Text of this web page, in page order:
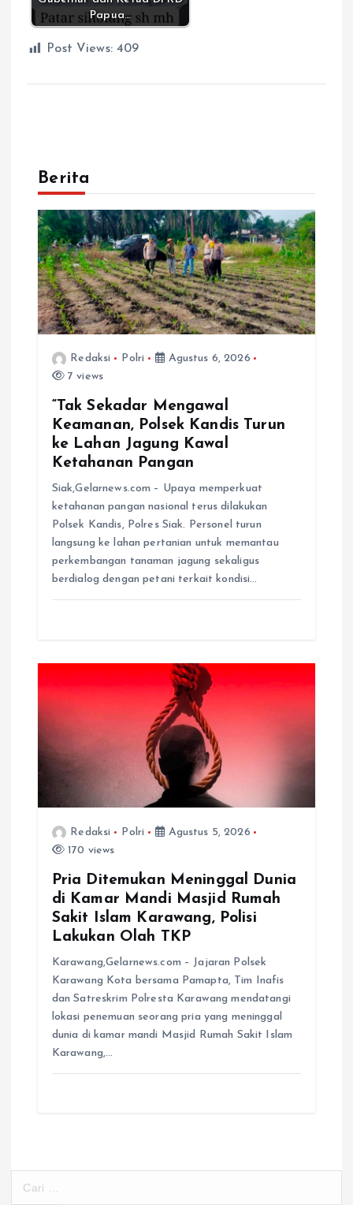
Papua…
Post Views: 409
Berita
Redaksi Polri
Agustus 6, 2026
7 views
“Tak Sekadar Mengawal
Keamanan, Polsek Kandis Turun
ke Lahan Jagung Kawal
Ketahanan Pangan
Siak,Gelarnews.com – Upaya memperkuat
ketahanan pangan nasional terus dilakukan
Polsek Kandis, Polres Siak. Personel turun
langsung ke lahan pertanian untuk memantau
perkembangan tanaman jagung sekaligus
berdialog dengan petani terkait kondisi…
Redaksi Polri
Agustus 5, 2026
170 views
Pria Ditemukan Meninggal Dunia
di Kamar Mandi Masjid Rumah
Sakit Islam Karawang, Polisi
Lakukan Olah TKP
Karawang,Gelarnews.com – Jajaran Polsek
Karawang Kota bersama Pamapta, Tim Inafis
dan Satreskrim Polresta Karawang mendatangi
lokasi penemuan seorang pria yang meninggal
dunia di kamar mandi Masjid Rumah Sakit Islam
Karawang,…